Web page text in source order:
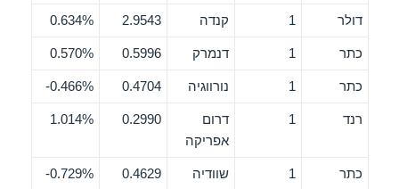
דולר 1 קנדה 2.9543
0.634%
כתר 1 דנמרק 0.5996
0.570%
כתר 1 נורווגיה 0.4704
0.466%-
רנד 1
דרום
אפריקה
0.2990
1.014%
כתר 1 שוודיה 0.4629
0.729%-